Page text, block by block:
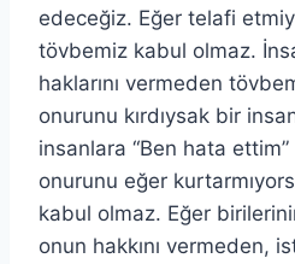
edeceğiz. Eğer telafi
tövbemiz kabul olmaz.
haklarını vermeden
onurunu kırdıysak bir
insanlara “Ben hata
onurunu eğer
kabul olmaz. Eğer
onun hakkını vermeden,